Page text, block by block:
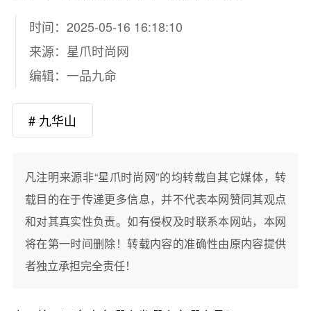
时间：2025-05-16 16:18:10
来源： 星爪时尚网
编辑：一品九命
# 九华山
凡注明来源非“星爪时尚网”的均转载自其它媒体，转
载目的在于传递更多信息，并不代表本网赞同其观点
和对其真实性负责。如有侵权及时联系本网站，本网
将在第一时间删除！转载内容的准确性由原内容提供
者独立承担完全责任！